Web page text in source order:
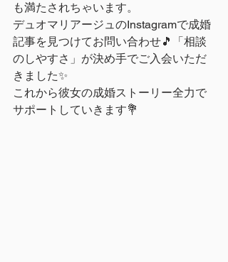
も満たされちゃいます。
デュオマリアージュのInstagramで成婚
記事を見つけてお問い合わせ🎵「相談
のしやすさ」が決め手でご入会いただ
きました✨
これから彼女の成婚ストーリー全力で
サポートしていきます💐